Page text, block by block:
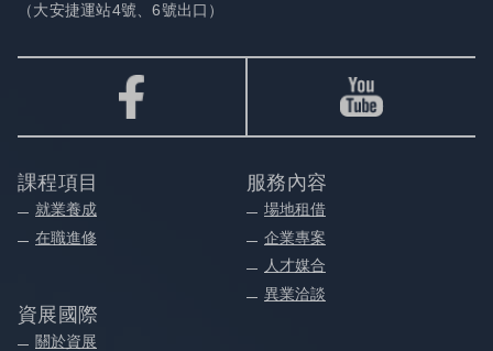
（大安捷運站4號、6號出口）
課程項目
就業養成
在職進修
服務內容
場地租借
企業專案
人才媒合
異業洽談
資展國際
關於資展